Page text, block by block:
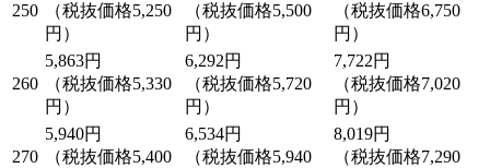
250
（税抜価格5,250
円）
（税抜価格5,500
円）
（税抜価格6,750
円）
260
5,863円
（税抜価格5,330
円）
6,292円
（税抜価格5,720
円）
7,722円
（税抜価格7,020
円）
270
5,940円
（税抜価格5,400
6,534円
（税抜価格5,940
8,019円
（税抜価格7,290